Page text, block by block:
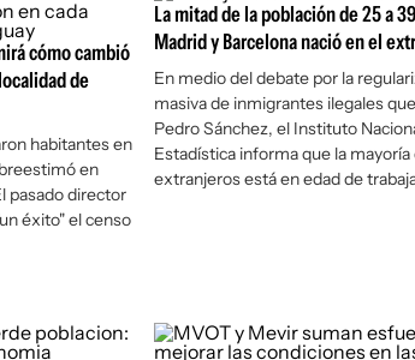
cómo cambió
de
habitantes en
en
pasado director
éxito" el censo
La mitad de la población de 25 a
Madrid y Barcelona nació en el
En medio del debate por la
masiva de inmigrantes ilegales
Pedro Sánchez, el Instituto
Estadística informa que la mayoría
extranjeros está en edad de